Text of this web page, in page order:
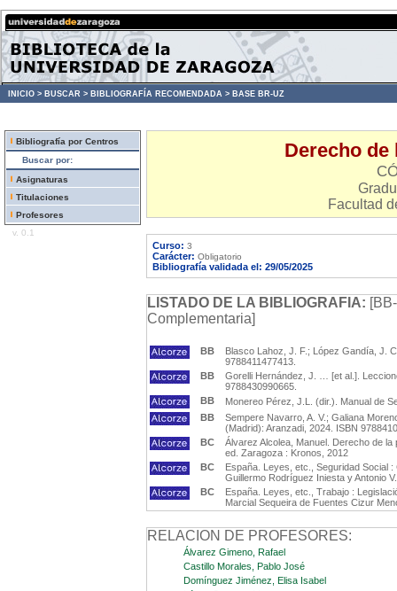
INICIO > BUSCAR > BIBLIOGRAFÍA RECOMENDADA > BASE BR-UZ
Bibliografía por Centros
Buscar por:
Asignaturas
Titulaciones
Profesores
v. 0.1
Derecho
Facultad
Curso: 3
Carácter: Obligatorio
Bibliografía validada el: 29/05/2025
LISTADO DE LA BIBLIOGRAFIA:
Complementaria]
BB
Blasco Lahoz, J. F.; López Gandía, J.
9788411477413.
BB
Gorelli Hernández, J. … [et al.].
9788430990665.
BB
Monereo Pérez, J.L. (dir.). Manual de
BB
Sempere Navarro, A. V.; Galiana
(Madrid): Aranzadi, 2024. ISBN
BC
Álvarez Alcolea, Manuel. Derecho de la
ed. Zaragoza : Kronos, 2012
BC
España. Leyes, etc., Seguridad Social
Guillermo Rodríguez Iniesta y Antonio
BC
España. Leyes, etc., Trabajo :
Marcial Sequeira de Fuentes Cizur
RELACION DE PROFESORES:
Álvarez Gimeno, Rafael
Castillo Morales, Pablo José
Domínguez Jiménez, Elisa Isabel